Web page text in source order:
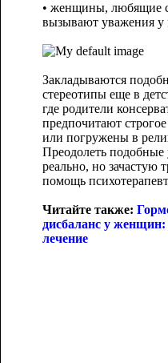
• женщины, любящие
вызывают уважения у
Закладываются
стереотипы еще в
где родители
предпочитают
или погружены в
Преодолеть подобные
реально, но зачастую
помощь
Читайте также:
дисбаланс у женщин:
лечение